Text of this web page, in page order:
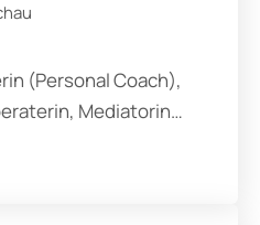
(Personal Coach),
Mediatorin
(B.A.).
zu uneben, steinig und